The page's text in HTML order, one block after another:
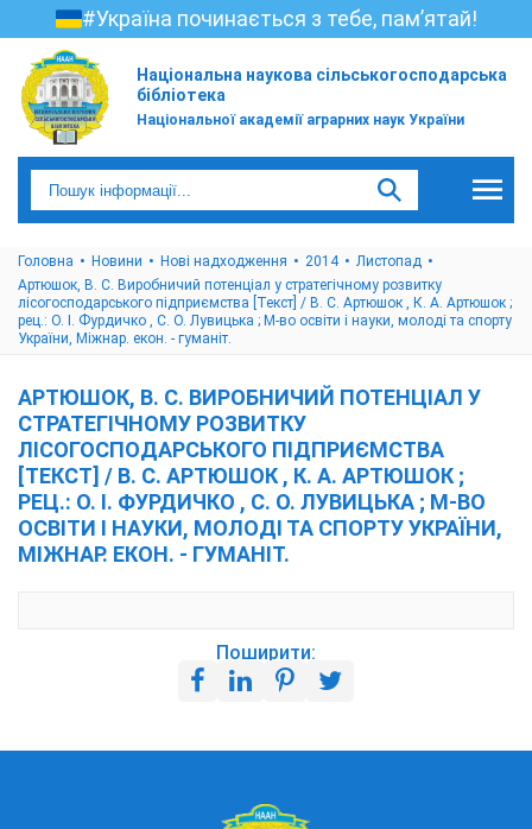
#Україна починається з тебе, пам’ятай!
Національна наукова сільськогосподарська
бібліотека
Національної академії аграрних наук України
Головна Новини Нові надходження 2014
Листопад
Артюшок, В. С. Виробничий потенціал у стратегічному розвитку
лісогосподарського підприємства [Текст] / В. С. Артюшок , К. А. Артюшок ;
рец.: О. І. Фурдичко , С. О. Лувицька ; М-во освіти і науки, молоді та спорту
України, Міжнар. екон. - гуманіт.
АРТЮШОК, В. С. ВИРОБНИЧИЙ ПОТЕНЦІАЛ У
СТРАТЕГІЧНОМУ РОЗВИТКУ
ЛІСОГОСПОДАРСЬКОГО ПІДПРИЄМСТВА
[ТЕКСТ] / В. С. АРТЮШОК , К. А. АРТЮШОК ;
РЕЦ.: О. І. ФУРДИЧКО , С. О. ЛУВИЦЬКА ; М-ВО
ОСВІТИ І НАУКИ, МОЛОДІ ТА СПОРТУ УКРАЇНИ,
МІЖНАР. ЕКОН. - ГУМАНІТ.
Поширити: